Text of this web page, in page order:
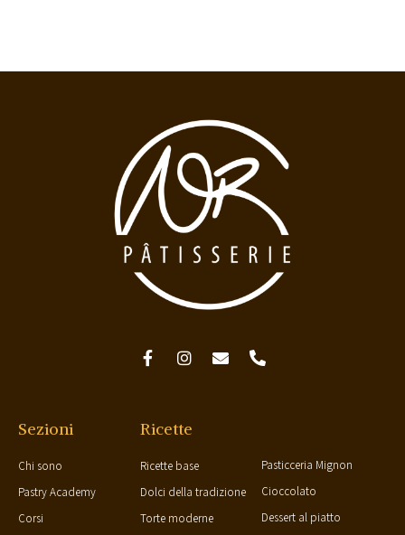
Sezioni
Chi sono
Pastry Academy
Corsi
Ricette
Ricette base
Dolci della tradizione
Torte moderne
Pasticceria Mignon
Cioccolato
Dessert al piatto